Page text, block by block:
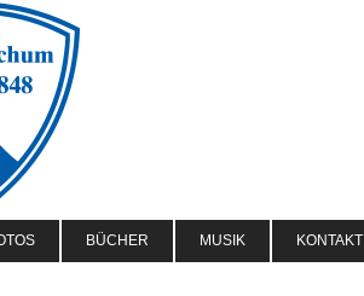
BÜCHER MUSIK KONTAKT